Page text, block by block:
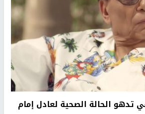
تدهو الحالة الصحية لعادل إمام